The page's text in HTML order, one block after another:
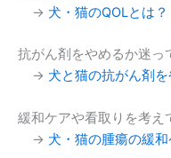
→ 犬・猫のQOLとは？
抗がん剤をやめるか迷っ
→ 犬と猫の抗がん剤を
緩和ケアや看取りを考え
→ 犬・猫の腫瘍の緩